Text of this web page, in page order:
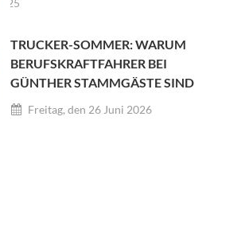
2025
TRUCKER-SOMMER: WARUM
BERUFSKRAFTFAHRER BEI
GÜNTHER STAMMGÄSTE SIND
Freitag, den 26 Juni 2026